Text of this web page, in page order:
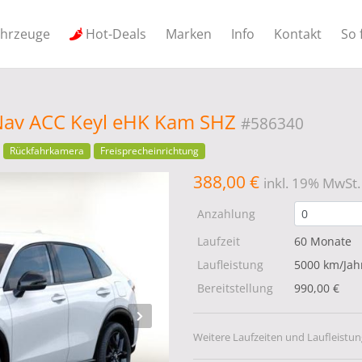
Hot-Deals Marken Info Kontakt So
ACC Keyl eHK Kam SHZ #586340
Rückfahrkamera Freisprecheinrichtung
388,00 € inkl. 19% MwSt.
Anzahlung
Laufzeit
60 Monate
Laufleistung
5000 km/
Bereitstellung
990,00 €
Weitere Laufzeiten und